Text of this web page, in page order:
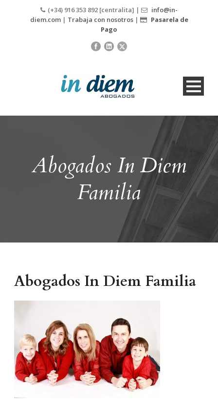
(+34) 916 353 892 [centralita] |
info@in-
diem.com| Trabaja con nosotros|
Pasarela de
Pago
Abogados In Diem
Familia
Abogados In Diem Familia